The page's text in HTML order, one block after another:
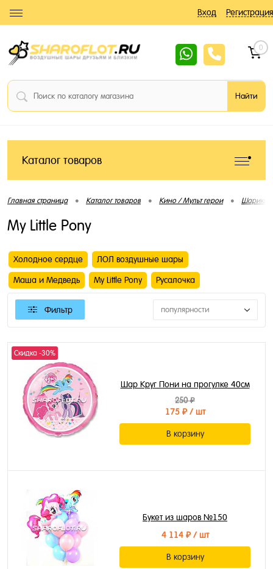
Вход Регистрация
0
Каталог товаров
Главная страница • Каталог товаров • Кино / Мульт герои • Шарики
My Little Pony
Холодное сердце ЛОЛ воздушные шары
Маша и Медведь My Little Pony Русалочка
Фильтр популярности
Скидка -30%
Шар Круг Пони на прогулке 40см
250 ₽
175 ₽/ шт
В корзину
Букет из шаров №150
4 114 ₽/ шт
В корзину